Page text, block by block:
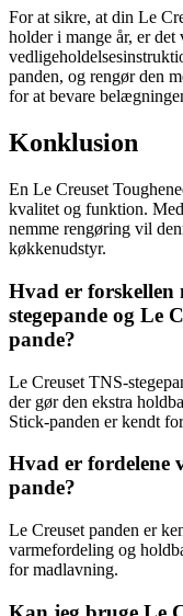
For at sikre, at din Le
holder i mange år, er
panden, og rengør den
for at bevare
Konklusion
En Le Creuset
kvalitet og funktion.
nemme rengøring vil
køkkenudstyr.
Hvad er forskellen
stegepande og Le
pande?
Le Creuset TNS-
der gør den ekstra
Stick-panden er kendt
Hvad er fordelene
pande?
Le Creuset panden er
varmefordeling og
for madlavning.